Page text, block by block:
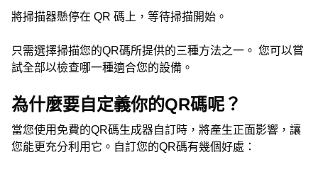
將掃描器懸停在 QR 碼上，等待掃描開始。
只需選擇掃描您的QR碼所提供的三種方法之一。 您可以嘗
試全部以檢查哪一種適合您的設備。
為什麼要自定義你的QR碼呢？
當您使用免費的QR碼生成器自訂時，將產生正面影響，讓
您能更充分利用它。自訂您的QR碼有幾個好處：